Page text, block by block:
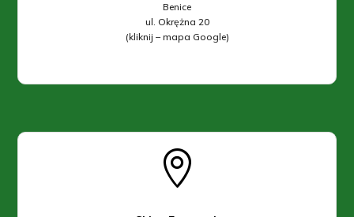
Benice
ul. Okrężna 20
(kliknij – mapa Google)
